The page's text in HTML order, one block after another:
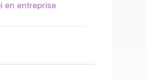
en entreprise